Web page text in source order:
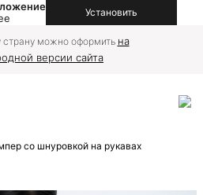
Установить
страну можно оформить на
версии сайта
со шнуровкой на рукавах